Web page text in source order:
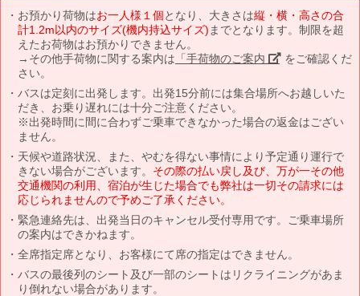
お預かり荷物はお一人様１個となり、大きさは縦・横・高さの合
計1.2m以内のサイズ(機内持込サイズ) までとなります。制限を超
えたお荷物はお預かりできません。
→その他手荷物に関する案内は 「手荷物のご案内」 をご確認くだ
さい。
バスは定刻に出発します。出発15分前には集合場所へお越しいた
だき、お乗り遅れには十分ご注意ください。
※出発時間に間に合わずご乗車できなかった場合の返金はござい
ません。
天候や道路状況、また、やむを得ない事情により予定通り運行で
きない場合がございます。 その際の払い戻し及び、万が一その他
交通機関の利用、宿泊が生じた場合でも弊社は一切その請求には
応じられませんので予めご了承ください。
緊急連絡先は、出発当日のキャンセル受付専用です。ご乗車場所
の案内はできかねます。
全席指定席となり、お客様にて席の指定はできません。
バスの最後列のシート及び一部のシートはリクライニングがあま
り倒れない場合があります。